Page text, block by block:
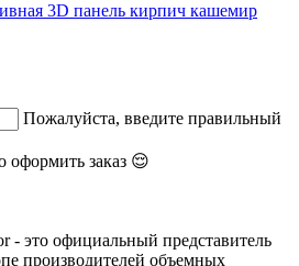
3D панель кирпич кашемир
Пожалуйста, введите правильный
оформить заказ 😌
- это официальный представитель
производителей объемных